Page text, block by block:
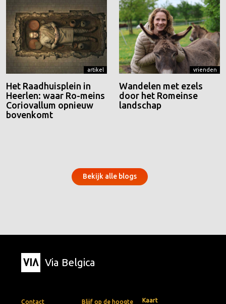
artikel
Het Raadhuisplein in
Heerlen: waar Ro-meins
Coriovallum opnieuw
bovenkomt
vrienden
Wandelen met ezels
door het Romeinse
landschap
Bekijk alle blogs
Via Belgica
Contact
Blijf op de hoogte
Kaart